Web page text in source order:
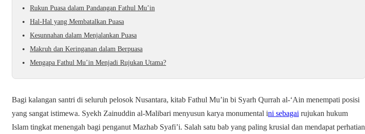
Rukun Puasa dalam Pandangan Fathul Mu’in
Hal-Hal yang Membatalkan Puasa
Kesunnahan dalam Menjalankan Puasa
Makruh dan Keringanan dalam Berpuasa
Mengapa Fathul Mu’in Menjadi Rujukan Utama?
Bagi kalangan santri di seluruh pelosok Nusantara, kitab Fathul Mu’in bi Syarh Qurrah al-‘Ain menempati posisi
yang sangat istimewa. Syekh Zainuddin al-Malibari menyusun karya monumental ini sebagai rujukan hukum
Islam tingkat menengah bagi penganut Mazhab Syafi’i. Salah satu bab yang paling krusial dan mendapat perhatian